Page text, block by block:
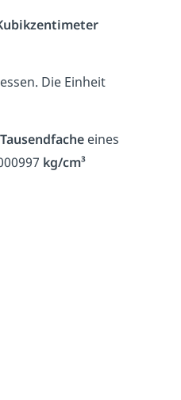
Die Einheit
Tausendfache eines
kg/cm³